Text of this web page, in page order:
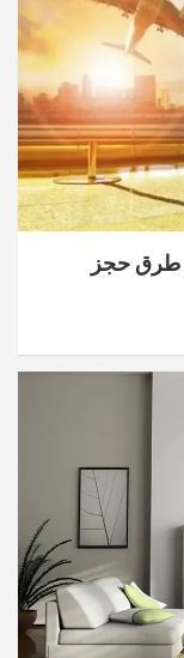
طرق حجز